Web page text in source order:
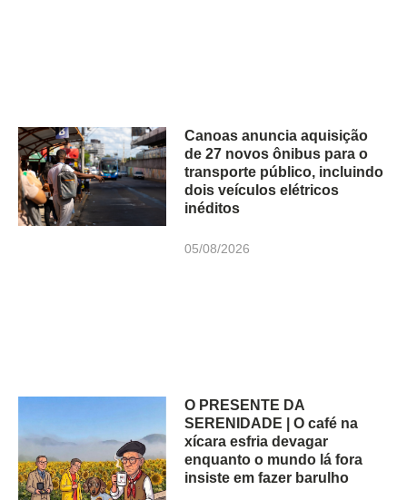
Canoas anuncia aquisição
de 27 novos ônibus para o
transporte público, incluindo
dois veículos elétricos
inéditos
05/08/2026
O PRESENTE DA
SERENIDADE | O café na
xícara esfria devagar
enquanto o mundo lá fora
insiste em fazer barulho